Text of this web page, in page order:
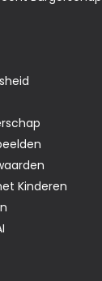
Kinderen